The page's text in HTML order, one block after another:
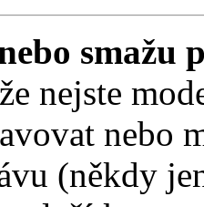
smažu
nejste
nebo
(někdy